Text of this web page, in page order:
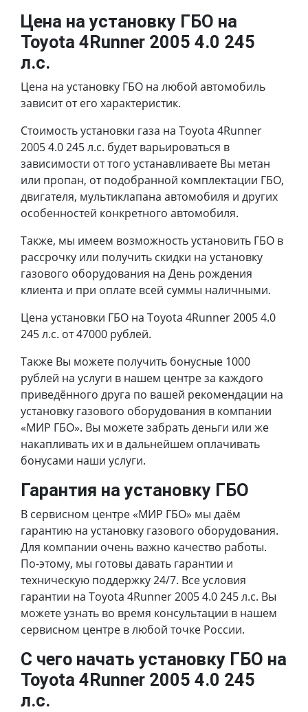
Цена на установку ГБО на
Toyota 4Runner 2005 4.0 245
л.с.
Цена на установку ГБО на любой автомобиль
зависит от его характеристик.
Стоимость установки газа на Toyota 4Runner
2005 4.0 245 л.с. будет варьироваться в
зависимости от того устанавливаете Вы метан
или пропан, от подобранной комплектации ГБО,
двигателя, мультиклапана автомобиля и других
особенностей конкретного автомобиля.
Также, мы имеем возможность установить ГБО в
рассрочку или получить скидки на установку
газового оборудования на День рождения
клиента и при оплате всей суммы наличными.
Цена установки ГБО на Toyota 4Runner 2005 4.0
245 л.с. от 47000 рублей.
Также Вы можете получить бонусные 1000
рублей на услуги в нашем центре за каждого
приведённого друга по вашей рекомендации на
установку газового оборудования в компании
«МИР ГБО». Вы можете забрать деньги или же
накапливать их и в дальнейшем оплачивать
бонусами наши услуги.
Гарантия на установку ГБО
В сервисном центре «МИР ГБО» мы даём
гарантию на установку газового оборудования.
Для компании очень важно качество работы.
По-этому, мы готовы давать гарантии и
техническую поддержку 24/7. Все условия
гарантии на Toyota 4Runner 2005 4.0 245 л.с. Вы
можете узнать во время консультации в нашем
сервисном центре в любой точке России.
С чего начать установку ГБО на
Toyota 4Runner 2005 4.0 245
л.с.